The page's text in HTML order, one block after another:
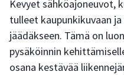
Kevyet sähköajoneuvot,
tulleet kaupunkikuvaan
jäädäkseen. Tämä on
pysäköinnin
osana kestävää